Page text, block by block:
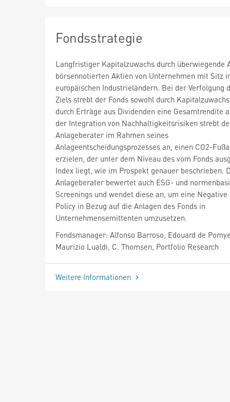
Fondsstrategie
Langfristiger Kapitalzuwachs durch überwiegende
börsennotierten Aktien von Unternehmen mit Sitz
europäischen Industrieländern. Bei der Verfolgung
Ziels strebt der Fonds sowohl durch
durch Erträge aus Dividenden eine Gesamtrendite
der Integration von Nachhaltigkeitsrisiken strebt
Anlageberater im Rahmen seines
Anlageentscheidungsprozesses an, einen CO2-
erzielen, der unter dem Niveau des vom Fonds
Index liegt, wie im Prospekt genauer beschrieben.
Anlageberater bewertet auch ESG- und
Screenings und wendet diese an, um eine Negative
Policy in Bezug auf die Anlagen des Fonds in
Unternehmensemittenten umzusetzen.
Fondsmanager: Alfonso Barroso, Edouard de
Maurizio Lualdi, C. Thomsen, Portfolio Research
Weitere Informationen